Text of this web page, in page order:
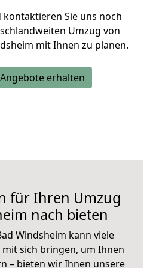
kontaktieren Sie uns noch
Umzug von
mit Ihnen zu planen.
erhalten
für Ihren Umzug
nach bieten
Windsheim kann viele
sich bringen, um Ihnen
– bieten wir Ihnen unsere